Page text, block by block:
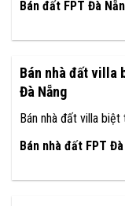
Bán đất FPT Đà
Bán nhà đất villa
Đà Nẵng
Bán nhà đất villa
Bán nhà đất FPT